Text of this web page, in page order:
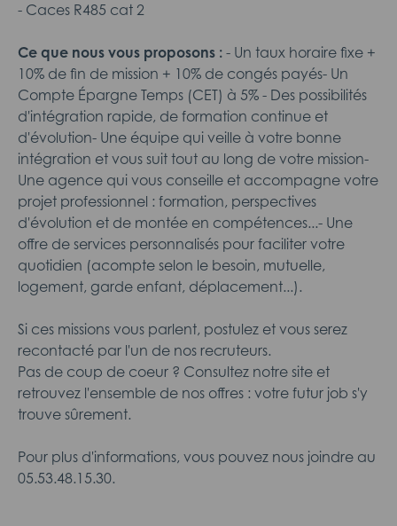
- Caces R485 cat 2
Ce que nous vous proposons : - Un taux horaire fixe +
10% de fin de mission + 10% de congés payés- Un
Compte Épargne Temps (CET) à 5% - Des possibilités
d'intégration rapide, de formation continue et
d'évolution- Une équipe qui veille à votre bonne
intégration et vous suit tout au long de votre mission-
Une agence qui vous conseille et accompagne votre
projet professionnel : formation, perspectives
d'évolution et de montée en compétences...- Une
offre de services personnalisés pour faciliter votre
quotidien (acompte selon le besoin, mutuelle,
logement, garde enfant, déplacement...).
Si ces missions vous parlent, postulez et vous serez
recontacté par l'un de nos recruteurs.
Pas de coup de coeur ? Consultez notre site et
retrouvez l'ensemble de nos offres : votre futur job s'y
trouve sûrement.
Pour plus d'informations, vous pouvez nous joindre au
05.53.48.15.30.